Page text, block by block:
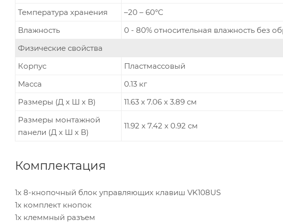
Температура хранения
–20 – 60°C
Влажность
0 - 80% относительная влажность без
Физические свойства
Корпус
Пластмассовый
Масса
0.13 кг
Размеры (Д х Ш х В)
11.63 x 7.06 x 3.89 см
Размеры монтажной
панели (Д х Ш х В)
11.92 x 7.42 x 0.92 см
Комплектация
1x 8-кнопочный блок управляющих клавиш VK108US
1x комплект кнопок
1x клеммный разъем